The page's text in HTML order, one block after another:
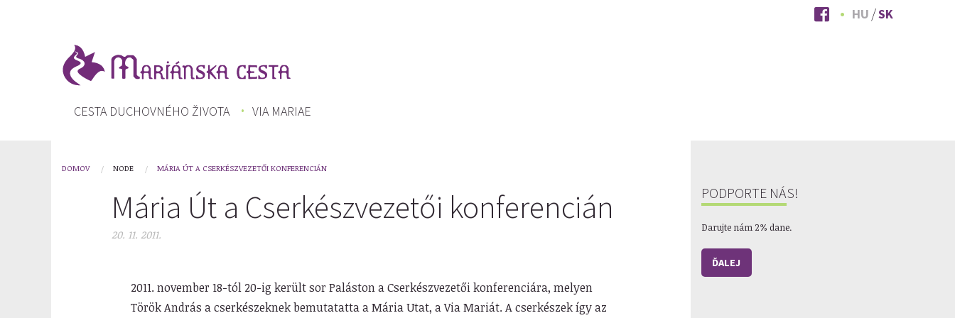
HU SK
HLAVNÉ
CESTA DUCHOVNÉHO ŽIVOTA VIA MARIAE
You
DOMOV NODE MÁRIA ÚT A CSERKÉSZVEZETŐI KONFERENCIÁN
Mária Út a Cserkészvezetői konferencián
20. 11. 2011.
2011. november 18-tól 20-ig került sor Paláston a Cserkészvezetői konferenciára, melyen
Török András a cserkészeknek bemutatatta a Mária Utat, a Via Mariát. A cserkészek így az
PODPORTE NÁS!
Darujte nám 2% dane.
ĎALEJ